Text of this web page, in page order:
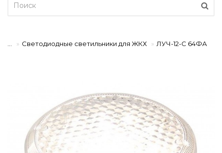
Светодиодные светильники для ЖКХ ЛУЧ-12-С 64ФА